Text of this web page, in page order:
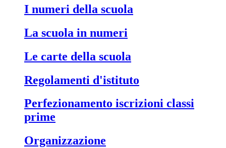
i numeri della scuola
la scuola in numeri
le carte della scuola
regolamenti d'istituto
perfezionamento iscrizioni classi
prime
organizzazione